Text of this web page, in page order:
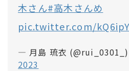
木さん#高木さんめ
pic.twitter.com/
— 月島 琉衣 (@rui_0301_)
2023